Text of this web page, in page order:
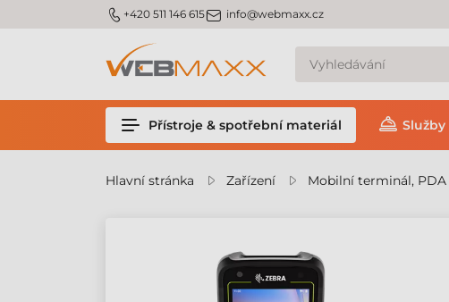
m_phone +420 511 146 615m_email info@webmaxx.cz
Přístroje & spotřební materiál Služby
Hlavní stránka Zařízení Mobilní terminál, PDA